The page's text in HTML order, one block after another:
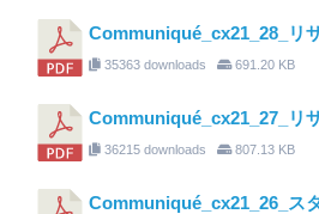
Communiqué_cx21_28_リ
35363 downloads 691.20 KB
Communiqué_cx21_27_リ
36215 downloads 807.13 KB
Communiqué_cx21_26_ス